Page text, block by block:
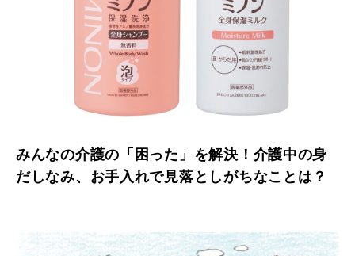
みんなの介護の「困った」を解決！介護中の身
だしなみ、お手入れで見落としがちなことは？